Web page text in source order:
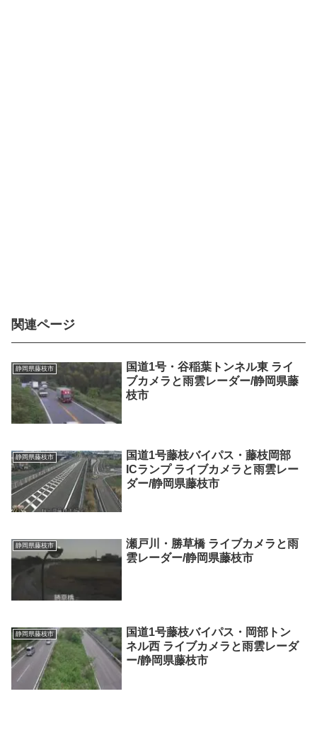
関連ページ
静岡県藤枝市
国道1号・谷稲葉トンネル東 ライ
ブカメラと雨雲レーダー/静岡県藤
枝市
静岡県藤枝市
国道1号藤枝バイパス・藤枝岡部
ICランプ ライブカメラと雨雲レー
ダー/静岡県藤枝市
静岡県藤枝市
瀬戸川・勝草橋 ライブカメラと雨
雲レーダー/静岡県藤枝市
静岡県藤枝市
国道1号藤枝バイパス・岡部トン
ネル西 ライブカメラと雨雲レーダ
ー/静岡県藤枝市